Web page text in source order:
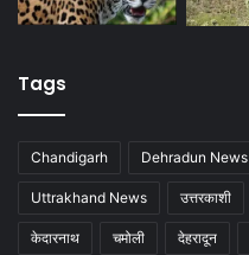
Tags
Chandigarh Dehradun News
Uttrakhand News उत्तरकाशी
केदारनाथ चमोली देहरादून